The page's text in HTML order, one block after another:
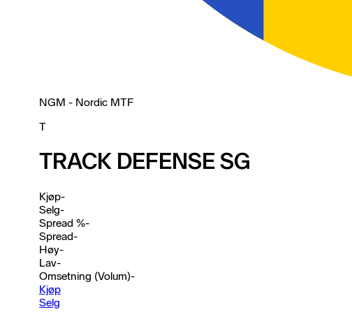
NGM - Nordic MTF
T
TRACK DEFENSE SG
Kjøp-
Selg-
Spread %-
Spread-
Høy-
Lav-
Omsetning (Volum)-
Kjøp
Selg